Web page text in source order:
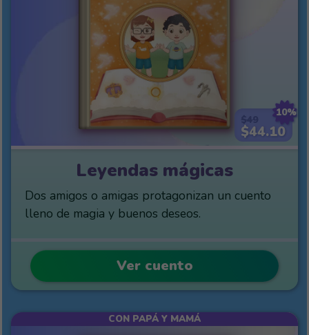
10%
$44.10
Leyendas mágicas
Dos amigos o amigas protagonizan un cuento
lleno de magia y buenos deseos.
Ver cuento
CON PAPÁ Y MAMÁ